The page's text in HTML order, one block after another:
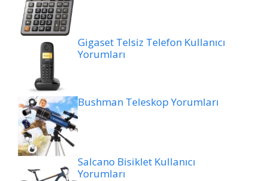
Gigaset Telsiz Telefon Kullanıcı
Yorumları
Bushman Teleskop Yorumları
Salcano Bisiklet Kullanıcı
Yorumları